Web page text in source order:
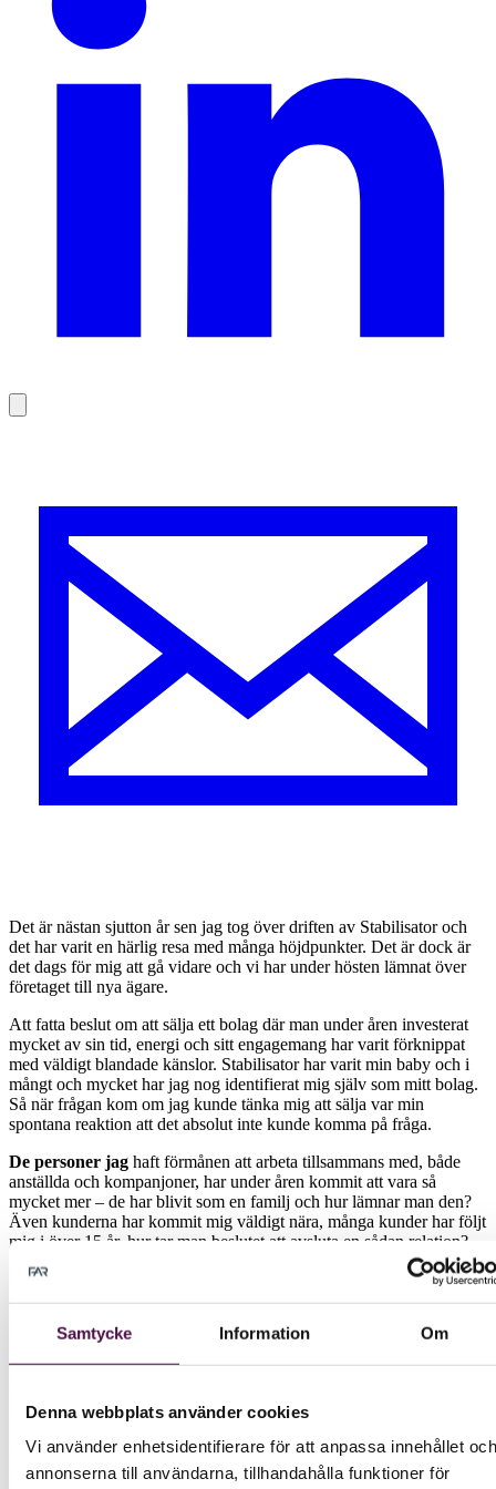
Samtycke Information Om
Denna webbplats använder cookies
Vi använder enhetsidentifierare för att anpassa innehållet och
annonserna till användarna, tillhandahålla funktioner för
Det är nästan sjutton år sen jag tog över driften av Stabilisator och
det har varit en härlig resa med många höjdpunkter. Det är dock är
det dags för mig att gå vidare och vi har under hösten lämnat över
företaget till nya ägare.
Att fatta beslut om att sälja ett bolag där man under åren investerat
mycket av sin tid, energi och sitt engagemang har varit förknippat
med väldigt blandade känslor. Stabilisator har varit min baby och i
mångt och mycket har jag nog identifierat mig själv som mitt bolag.
Så när frågan kom om jag kunde tänka mig att sälja var min
spontana reaktion att det absolut inte kunde komma på fråga.
De personer jag haft förmånen att arbeta tillsammans med, både
anställda och kompanjoner, har under åren kommit att vara så
mycket mer – de har blivit som en familj och hur lämnar man den?
Även kunderna har kommit mig väldigt nära, många kunder har följt
mig i över 15 år, hur tar man beslutet att avsluta en sådan relation?
Men eftersom frågan kom från en person jag respekterar och har
stort förtroende för bestämde jag mig ändå för att fundera. Det som
göra ett bättre jobb än jag för att ta min baby in i framtiden. När jag
kände att detta skulle vara för det bästa, både för de anställda och
Att sälja ettföretag man själv har byggt upp är så klart en stor
milstolpe. Det innebär att man har skapat något värdefullt och att
man har lyckats. Samtidigt är det med stort vemodigt jag lämnar det
bakom mig och ser någon annan ta över. Det är väl dock en naturlig